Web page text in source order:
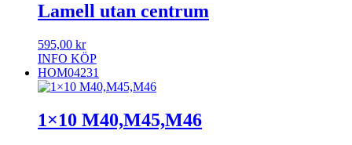
Lamell utan centrum
595,00 kr
INFO KÖP
HOM04231
1×10 M40,M45,M46